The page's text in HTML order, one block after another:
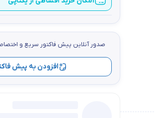
صدور آنلاین پيش فاكتور سریع و
افزودن به پیش